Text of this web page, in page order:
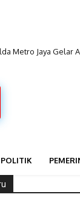
Metro Jaya Gelar
Cianjur
POLITIK